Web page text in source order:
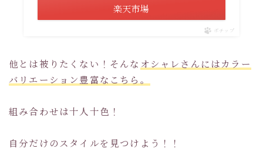
楽天市場
ポチップ
他とは被りたくない！そんな オシャレさんにはカラー
バリエーション豊富なこちら。
組み合わせは十人十色！
自分だけのスタイルを見つけよう！！